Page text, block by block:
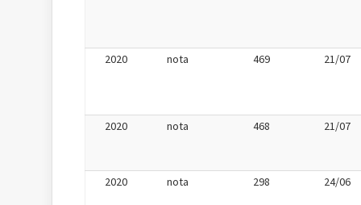
2020 nota 469 21/07
2020 nota 468 21/07
2020 nota 298 24/06